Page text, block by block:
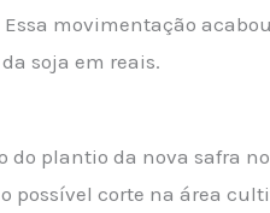
movimentação
soja em reais.
do plantio da nova safra
possível corte na área